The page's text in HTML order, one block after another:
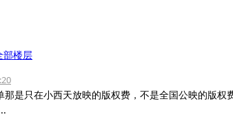
部楼层
那是只在小西天放映的版权费，不是全国公映的版权